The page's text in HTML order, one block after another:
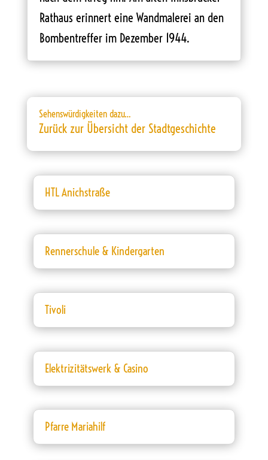
Rathaus erinnert eine Wandmalerei an den
Bombentreffer im Dezember 1944.
Sehenswürdigkeiten dazu…
Zurück zur Übersicht der Stadtgeschichte
HTL Anichstraße
Rennerschule & Kindergarten
Tivoli
Elektrizitätswerk & Casino
Pfarre Mariahilf